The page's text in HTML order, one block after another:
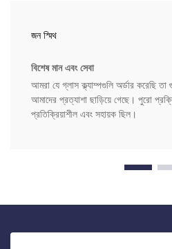
জন স্মিথ
বিশেষ মান এবং সেবা
আমরা যে গ্লাস ক্ল্যাম্পগুলি অর্ডার করেছি তা
আমাদের প্রত্যাশা ছাড়িয়ে গেছে। পুরো
প্রতিক্রিয়াশীল এবং সহায়ক ছিল।